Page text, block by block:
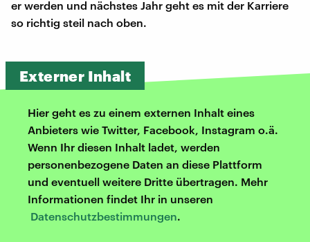
er werden und nächstes Jahr geht es mit der Karriere
so richtig steil nach oben.
Externer Inhalt
Hier geht es zu einem externen Inhalt eines
Anbieters wie Twitter, Facebook, Instagram o.ä.
Wenn Ihr diesen Inhalt ladet, werden
personenbezogene Daten an diese Plattform
und eventuell weitere Dritte übertragen. Mehr
Informationen findet Ihr in unseren
Datenschutzbestimmungen.